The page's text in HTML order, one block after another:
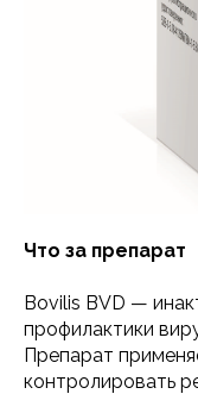
Что за препарат
Bovilis BVD —
профилактики
Препарат
контролировать